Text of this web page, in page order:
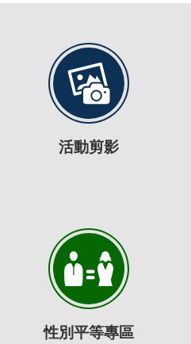
活動剪影
性別平等專區